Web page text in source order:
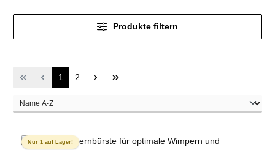
Produkte filtern
Seite
1 Seite
2
Nur 1 auf Lager!